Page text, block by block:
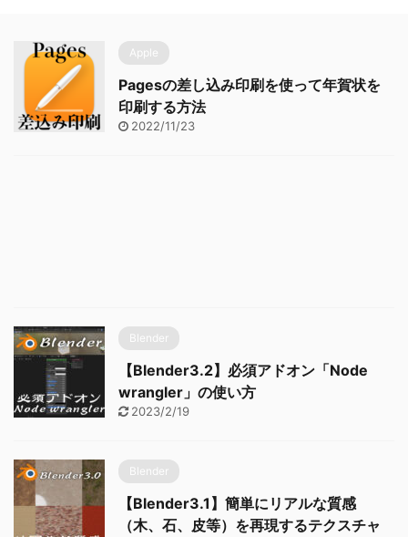
Apple
Pagesの差し込み印刷を使って年賀状を
印刷する方法
2022/11/23
Blender
【Blender3.2】必須アドオン「Node
wrangler」の使い方
2023/2/19
Blender
【Blender3.1】簡単にリアルな質感
（木、石、皮等）を再現するテクスチャ